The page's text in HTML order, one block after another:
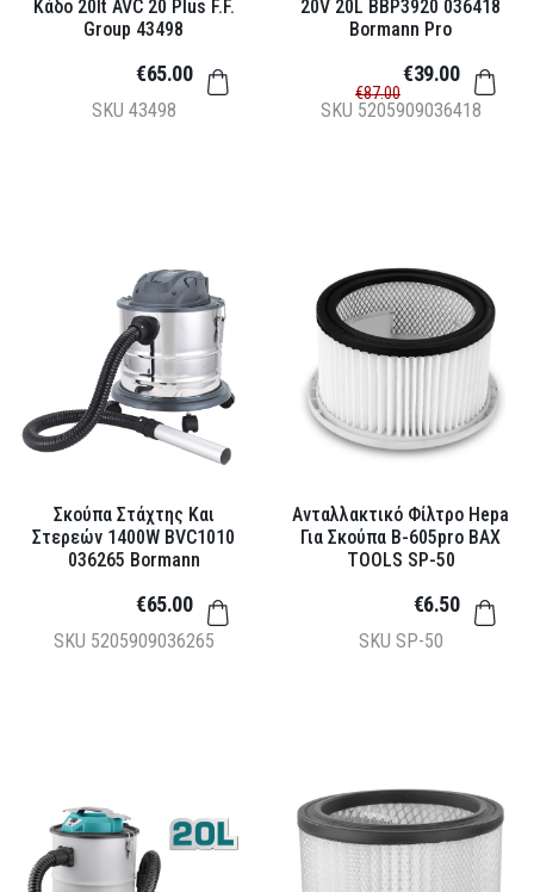
Κάδο 20lt AVC 20 Plus F.F.
Group 43498
SKU 43498
€65.00
20V 20L BBP3920 036418
Bormann Pro
SKU 5205909036418
€87.00
€39.00
Σκούπα Στάχτης Και
Στερεών 1400W BVC1010
036265 Bormann
SKU 5205909036265
€65.00
Ανταλλακτικό Φίλτρο Hepa
Για Σκούπα B-605pro BAX
TOOLS SP-50
SKU SP-50
€6.50